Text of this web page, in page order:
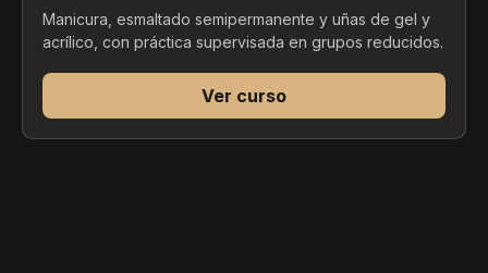
Manicura, esmaltado semipermanente y uñas de gel y
acrílico, con práctica supervisada en grupos reducidos.
Ver curso